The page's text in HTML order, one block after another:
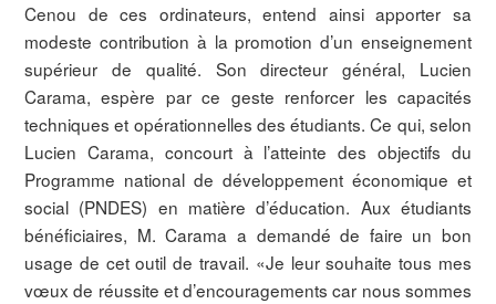
Cenou de ces ordinateurs, entend ainsi apporter sa
modeste contribution à la promotion d’un enseignement
supérieur de qualité. Son directeur général, Lucien
Carama, espère par ce geste renforcer les capacités
techniques et opérationnelles des étudiants. Ce qui, selon
Lucien Carama, concourt à l’atteinte des objectifs du
Programme national de développement économique et
social (PNDES) en matière d’éducation. Aux étudiants
bénéficiaires, M. Carama a demandé de faire un bon
usage de cet outil de travail. «Je leur souhaite tous mes
vœux de réussite et d’encouragements car nous sommes